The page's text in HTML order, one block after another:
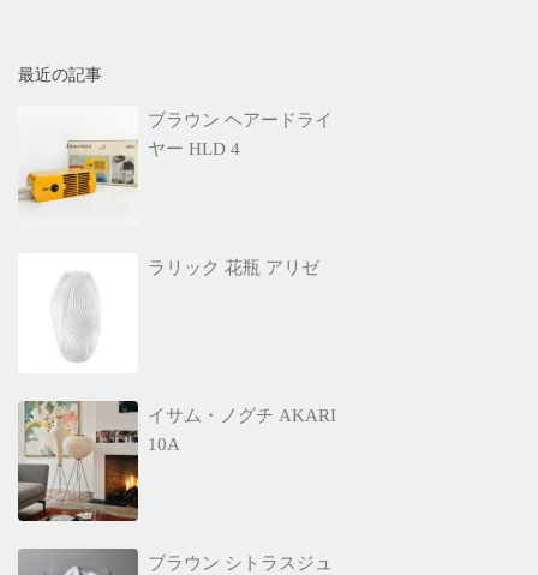
最近の記事
ブラウン ヘアードライ
ヤー HLD 4
ラリック 花瓶 アリゼ
イサム・ノグチ AKARI
10A
ブラウン シトラスジュ